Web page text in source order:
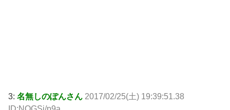
3: 名無しのぽんさん 2017/02/25(土) 19:39:51.38